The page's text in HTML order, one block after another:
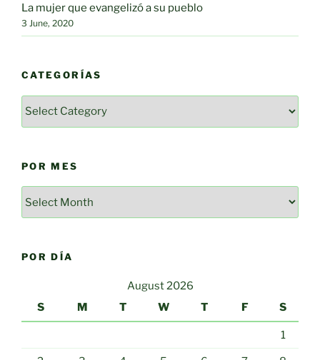
La mujer que evangelizó a su pueblo
3 June, 2020
CATEGORÍAS
POR MES
mes
POR DÍA
August 2026
S
M T W T F S
1